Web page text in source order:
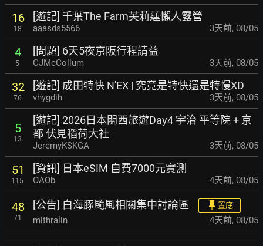
16
18
[遊記] 千葉The Farm芙莉蓮懶人露營
aaasds5566 3天前, 08/05
4
5
[問題] 6天5夜京阪行程請益
CJMcCollum 3天前, 08/05
32
76
[遊記] 成田特快 N'EX | 究竟是特快還是特慢XD
vhygdih 3天前, 08/05
5
13
[遊記] 2026日本關西旅遊Day4 宇治 平等院 + 京
都 伏見稻荷大社
JeremyKSKGA 3天前, 08/05
51
115
[資訊] 日本eSIM 自費7000元實測
OAOb 4天前, 08/05
48
71
[公告] 白海豚颱風相關集中討論區 置底
mithralin 4天前, 08/05